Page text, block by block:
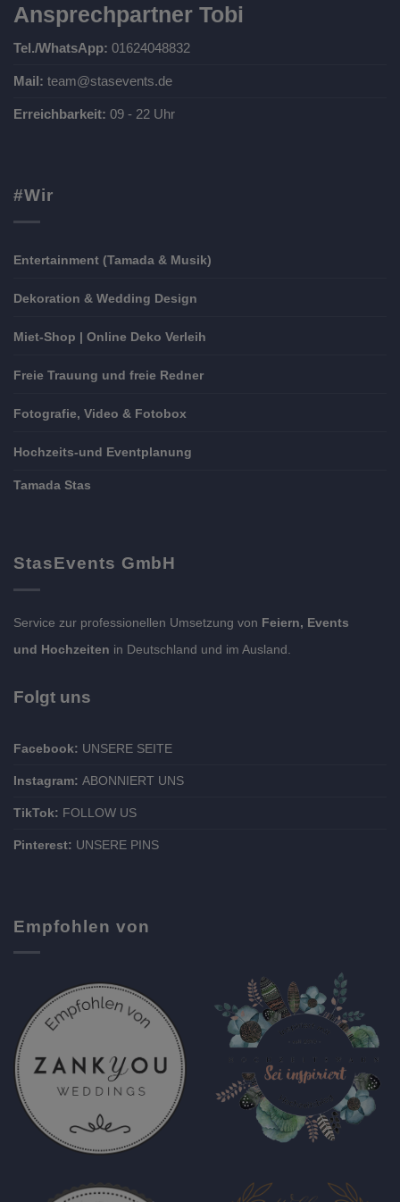
Ansprechpartner Tobi
Tel./WhatsApp: 01624048832
Mail: team@stasevents.de
Erreichbarkeit: 09 - 22 Uhr
#Wir
Entertainment (Tamada & Musik)
Dekoration & Wedding Design
Miet-Shop | Online Deko Verleih
Freie Trauung und freie Redner
Fotografie, Video & Fotobox
Hochzeits-und Eventplanung
Tamada Stas
StasEvents GmbH
Service zur professionellen Umsetzung von Feiern, Events
und Hochzeiten in Deutschland und im Ausland.
Folgt uns
Facebook: UNSERE SEITE
Instagram: ABONNIERT UNS
TikTok: FOLLOW US
Pinterest: UNSERE PINS
Empfohlen von